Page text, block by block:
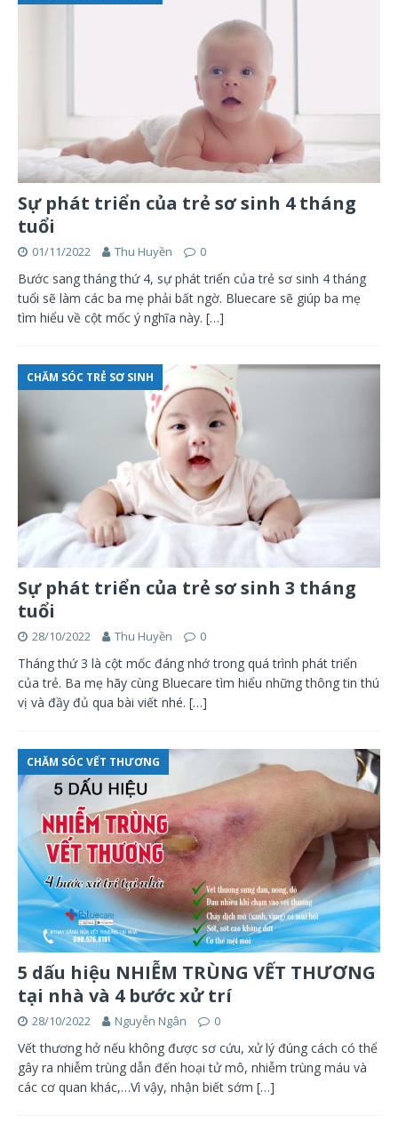
Sự phát triển của trẻ sơ sinh 4 tháng
tuổi
01/11/2022 Thu Huyền 0
Bước sang tháng thứ 4, sự phát triển của trẻ sơ sinh 4 tháng
tuổi sẽ làm các ba mẹ phải bất ngờ. Bluecare sẽ giúp ba mẹ
tìm hiểu về cột mốc ý nghĩa này. […]
CHĂM SÓC TRẺ SƠ SINH
Sự phát triển của trẻ sơ sinh 3 tháng
tuổi
28/10/2022 Thu Huyền 0
Tháng thứ 3 là cột mốc đáng nhớ trong quá trình phát triển
của trẻ. Ba mẹ hãy cùng Bluecare tìm hiểu những thông tin thú
vị và đầy đủ qua bài viết nhé. […]
CHĂM SÓC VẾT THƯƠNG
5 dấu hiệu NHIỄM TRÙNG VẾT THƯƠNG
tại nhà và 4 bước xử trí
28/10/2022 Nguyễn Ngân 0
Vết thương hở nếu không được sơ cứu, xử lý đúng cách có thể
gây ra nhiễm trùng dẫn đến hoại tử mô, nhiễm trùng máu và
các cơ quan khác,…Vì vậy, nhận biết sớm […]